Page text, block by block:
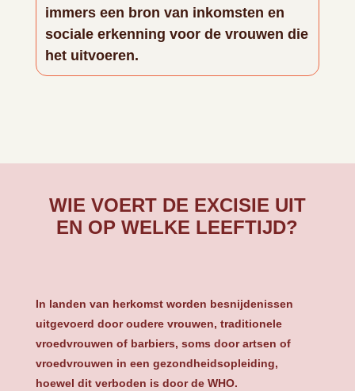
immers een bron van inkomsten en
sociale erkenning voor de vrouwen die
het uitvoeren.
WIE VOERT DE EXCISIE UIT
EN OP WELKE LEEFTIJD?
In landen van herkomst worden besnijdenissen
uitgevoerd door oudere vrouwen, traditionele
vroedvrouwen of barbiers, soms door artsen of
vroedvrouwen in een gezondheidsopleiding,
hoewel dit verboden is door de WHO.